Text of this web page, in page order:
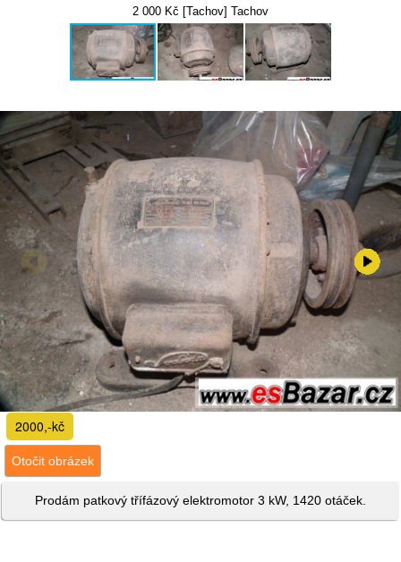
2 000 Kč [Tachov] Tachov
2000,-kč
Otočit obrázek
Prodám patkový třífázový elektromotor 3 kW, 1420 otáček.